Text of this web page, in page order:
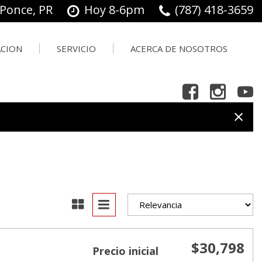
PR Hoy 8-6pm (787) 418-3659
SERVICIO ACERCA DE NOSOTROS
Concesionario
Precio inicial $30,798